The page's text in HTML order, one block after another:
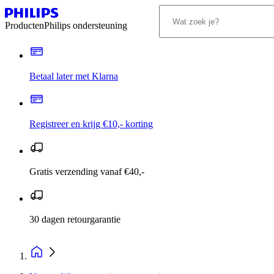
ProductenPhilips ondersteuning
Betaal later met Klarna
Registreer en krijg €10,- korting
Gratis verzending vanaf €40,-
30 dagen retourgarantie